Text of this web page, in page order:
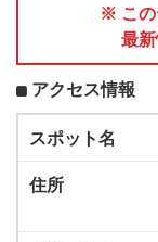
※ この
最
アクセス情報
スポット名
住所